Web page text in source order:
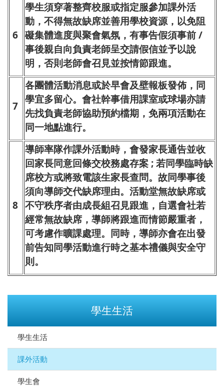
6
學生須穿著整齊校服或指定服參加課外活
動，不得無故缺席並善用學校資源，以免阻
礙集體進度與聚會氣氛，有事告假須事前 /
事後親自向負責老師呈交請假信並予以說
明，否則老師會召見並按情節跟進。
7
各團體活動消息或於早會及壁報板發佈，同
學宜多留心。會社幹事借用課室或球場亦請
先找負責老師協助預約檔期，免兩項活動在
同一地點進行。
8
導師率隊作課外活動時，會發家長通告並收
回家長同意回條交校務處存案 ; 若同學臨時缺
席校方或將致電該生家長查問。故同學事後
須向導師交代缺席理由。活動堂無故缺席或
不守秩序者由成長組召見跟進，自選會社若
經常無故缺席，導師將跟進而情節嚴重者，
可考慮作曠課處理。同時，導師亦會在出發
前告知同學活動進行時之基本禮儀與安全守
則。
學生生活
學生生活
課外活動
學生會